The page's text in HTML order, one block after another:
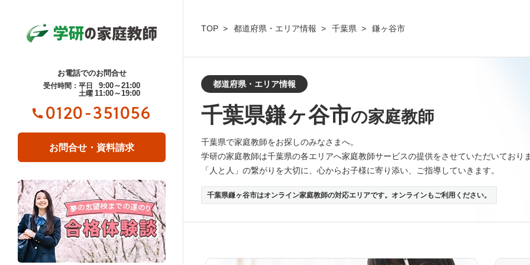
お電話でのお問合せ
受付時間：平日 9:00～21:00
土曜 11:00～19:00
0120-351056
お問合せ・資料請求
TOP 都道府県・エリア情報 千葉県 鎌ヶ谷市
都道府県・エリア情報
千葉県鎌ヶ谷市の家庭教師
千葉県で家庭教師をお探しのみなさまへ。
学研の家庭教師は千葉県の各エリアへ家庭教師サービスの提供をさせていただいており
「人と人」の繋がりを大切に、心からお子様に寄り添い、ご指導していきます。
千葉県鎌ヶ谷市はオンライン家庭教師の対応エリアです。オンラインもご利用ください。